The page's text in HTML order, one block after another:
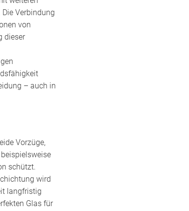
Verbindung
von
dieser
– auch in
Vorzüge,
schützt.
wird
langfristig
Glas für